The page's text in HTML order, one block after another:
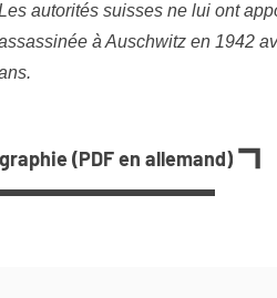
autorités suisses ne lui ont
à Auschwitz en 1942
(PDF en allemand)